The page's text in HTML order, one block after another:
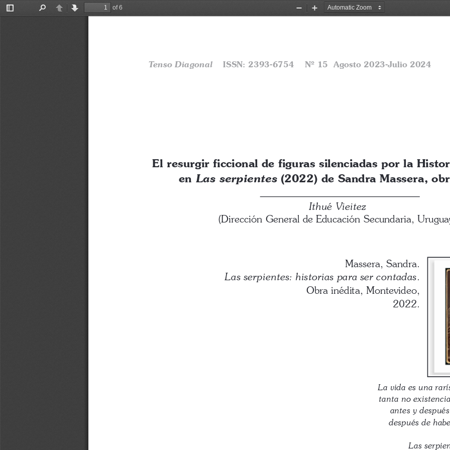
Toggle
PreviousNext
of 6
Zoom
Zoom
Tenso Diagonal
    ISSN: 2393-6754    Nº 15  Agosto 2023-Julio 2024
El resurgir ficcional de figuras silenciadas por la
en Las serpientes (2022) de Sandra Massera,
Ithué Vieitez
(Dirección General de Educación Secundaria,
Massera, Sandra.
Las serpientes: historias para ser contadas.
Obra inédita, Montevideo,
2022.
La vida es una
tanta no
antes y
después de
Las